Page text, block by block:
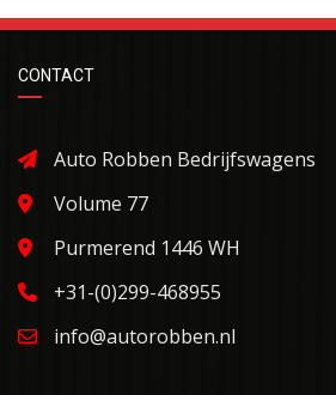
CONTACT
Auto Robben Bedrijfswagens
Volume 77
Purmerend 1446 WH
+31-(0)299-468955
info@autorobben.nl